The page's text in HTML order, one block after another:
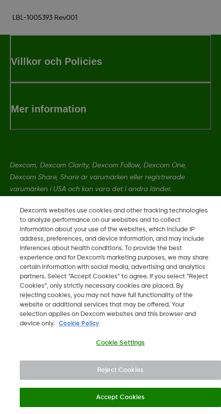
LBL-1005393 Rev001
Villkor och Policies
Mer information
Dexcom, Dexcom Clarity, Dexcom Follow, Dexcom One,
Dexcom Share, Share är varumärken eller registrerade
varumärken i USA och kan vara det i andra länder.
LBL-1005393 Rev001
2026 Dexcom, Inc. Med ensamrätt.
SE
Ändra region
Dexcom's websites use cookies and other tracking technologies
to analyze performance on our websites and to collect
information about your use of the websites, which include IP
address, preferences, and device information, and may include
inferences about health conditions. To provide the best
experience and for Dexcom’s marketing purposes, we may share
certain information with social media, advertising and analytics
partners. Select “Accept Cookies” to agree. If you select “Reject
Cookies”, only strictly necessary cookies are placed. By
rejecting cookies, you may not have full functionality of the
website or additional services that may be offered. Your
selection applies on Dexcom websites and this browser and
device only.
Cookie Policy
Cookie Settings
Reject Cookies
Accept Cookies